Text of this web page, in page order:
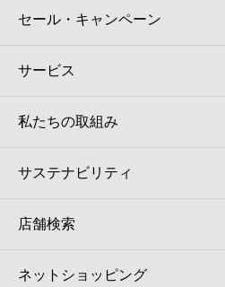
パウダースペース ラブン（店舗限定
ソフトバンクギフト
セール・キャンペーン
サービス
私たちの取組み
サステナビリティ
店舗検索
ネットショッピング